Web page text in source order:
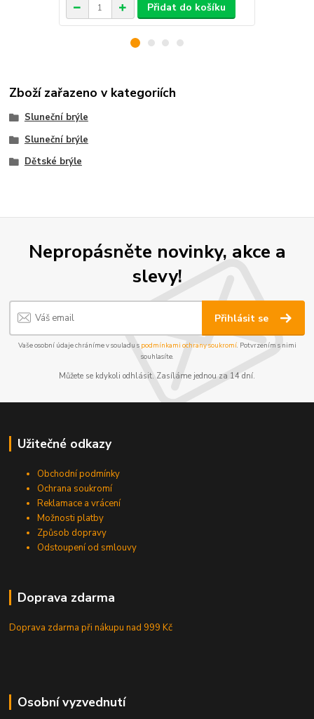
Přidat do košíku
Zboží zařazeno v kategoriích
Sluneční brýle
Sluneční brýle
Dětské brýle
Nepropásněte novinky, akce a
slevy!
Přihlásit se
Vaše osobní údaje chráníme v souladu s podmínkami ochrany soukromí. Potvrzením s nimi
souhlasíte.
Můžete se kdykoli odhlásit. Zasíláme jednou za 14 dní.
Užitečné odkazy
Obchodní podmínky
Ochrana soukromí
Reklamace a vrácení
Možnosti platby
Způsob dopravy
Odstoupení od smlouvy
Doprava zdarma
Doprava zdarma při nákupunad 999 Kč
Osobní vyzvednutí